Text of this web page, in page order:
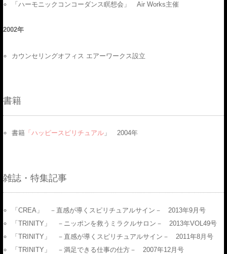
「ハーモニックコンコーダンス瞑想会」 Air Works主催
2002年
カウンセリングオフィス エアーワークス設立
書籍
書籍「ハッピースピリチュアル」 2004年
雑誌・特集記事
「CREA」 －直感が導くスピリチュアルサイン－ 2013年9月号
「TRINITY」 －ニッポンを救うミラクルサロン－ 2013年VOL49号
「TRINITY」 －直感が導くスピリチュアルサイン－ 2011年8月号
「TRINITY」 －満足できる仕事の仕方－ 2007年12月号